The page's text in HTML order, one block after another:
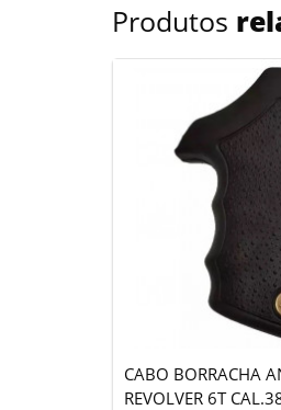
Produtos
CABO BORRACHA
REVOLVER 6T